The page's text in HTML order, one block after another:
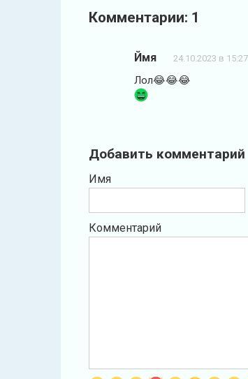
Комментарии: 1
Ймя 24.10.2023 в 15:27
Лол😂😂😂
Добавить комментарий
Имя
Комментарий